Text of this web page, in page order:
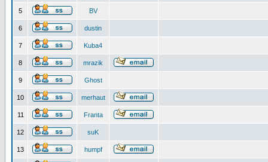
5 BV
6 dustin
7 Kuba4
8 mrazik
9 Ghost
10 merhaut
11 Franta
12 suK
13 humpf